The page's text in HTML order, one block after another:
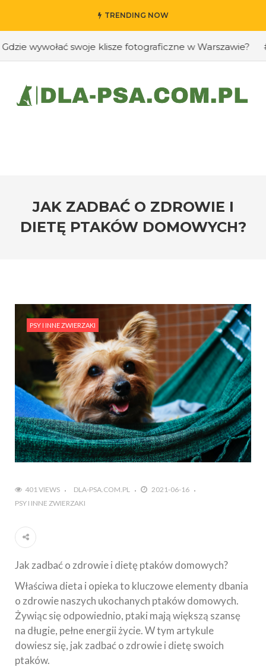
TRENDING NOW
wywołać swoje klisze fotograficzne w Warszawie? #Jak
JAK ZADBAĆ O ZDROWIE I
DIETĘ PTAKÓW DOMOWYCH?
PSY I INNE ZWIERZAKI
401 VIEWS DLA-PSA.COM.PL
2021-06-16
PSY I INNE ZWIERZAKI
Jak zadbać o zdrowie i dietę ptaków domowych?
Właściwa dieta i opieka to kluczowe elementy dbania
o zdrowie naszych ukochanych ptaków domowych.
Żywiąc się odpowiednio, ptaki mają większą szansę
na długie, pełne energii życie. W tym artykule
dowiesz się, jak zadbać o zdrowie i dietę swoich
ptaków.